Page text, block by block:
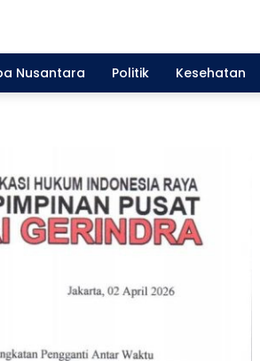
Nusantara Politik Kesehatan